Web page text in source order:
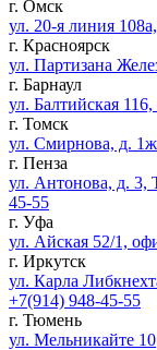
г. Омск
ул. 20-я линия
г. Красноярск
ул. Партизана
г. Барнаул
ул. Балтийская
г. Томск
ул. Смирнова, д. 1ж
г. Пенза
ул. Антонова, д. 3,
45-55
г. Уфа
ул. Айская 52/1,
г. Иркутск
ул. Карла
+7(914) 948-45-55
г. Тюмень
ул. Мельникайте 10